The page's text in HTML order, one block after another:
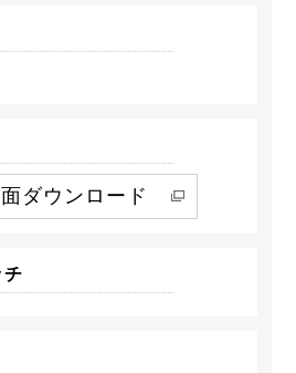
ダウンロード
チ